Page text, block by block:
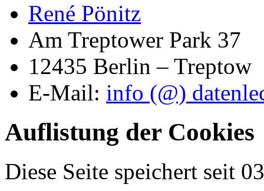
René Pönitz
Am Treptower Park 37
12435 Berlin – Treptow
E-Mail: info (@)
Auflistung der Cookies
Diese Seite speichert seit